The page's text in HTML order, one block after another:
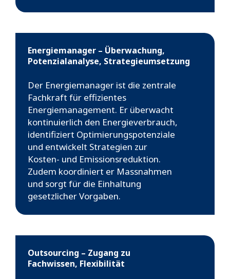
Energiemanager – Überwachung,
Potenzialanalyse, Strategieumsetzung
Der Energiemanager ist die zentrale
Fachkraft für effizientes
Energiemanagement. Er überwacht
kontinuierlich den Energieverbrauch,
identifiziert Optimierungspotenziale
und entwickelt Strategien zur
Kosten- und Emissionsreduktion.
Zudem koordiniert er Massnahmen
und sorgt für die Einhaltung
gesetzlicher Vorgaben.
Outsourcing – Zugang zu
Fachwissen, Flexibilität‎ ‎ ‎ ‎ ‎ ‎ ‎ ‎ ‎ ‎ ‎ ‎ ‎ ‎ ‎ ‎ ‎ ‎ ‎ ‎ ‎ ‎ ‎ ‎ ‎ ‎ ‎ ‎ ‎ ‎ ‎ ‎ ‎ ‎ ‎ ‎ ‎ ‎